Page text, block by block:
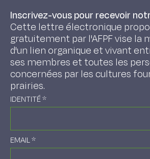
Inscrivez-vous pour recevoir
Cette lettre électronique
gratuitement par l'AFPF vise la
d'un lien organique et vivant
ses membres et toutes les
concernées par les cultures
prairies.
IDENTITÉ*
EMAIL*